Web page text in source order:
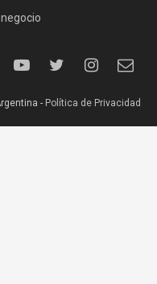
- Política de Privacidad